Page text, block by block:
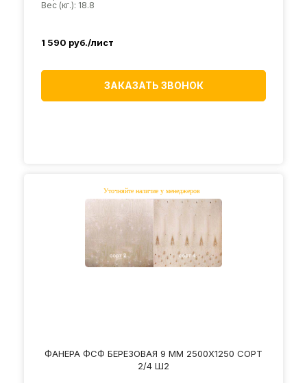
Вес (кг.): 18.8
1 590 руб./лист
ЗАКАЗАТЬ ЗВОНОК
ФАНЕРА ФСФ БЕРЕЗОВАЯ 9 ММ 2500Х1250 СОРТ
2/4 Ш2